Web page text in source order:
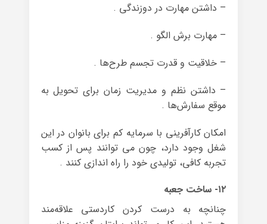
– داشتن مهارت در دوزندگی .
– مهارت برش الگو .
– خلاقیت و قدرت تجسم طرح‌ها .
– داشتن نظم و مدیریت زمان برای تحویل به
موقع سفارش‌ها .
امکان کارآفرینی با سرمایه کم برای بانوان در این
شغل وجود دارد، چون می توانند پس از کسب
تجربه کافی، تولیدی خود را راه اندازی کنند .
۱۲- ساخت جعبه
چنانچه به درست کردن کاردستی علاقه‌مند